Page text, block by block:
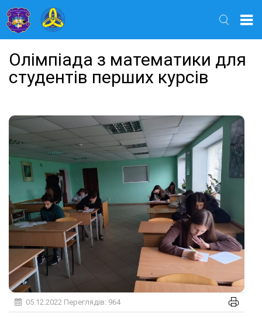
Олімпіада з математики для
студентів перших курсів
05.12.2022 Переглядів: 964